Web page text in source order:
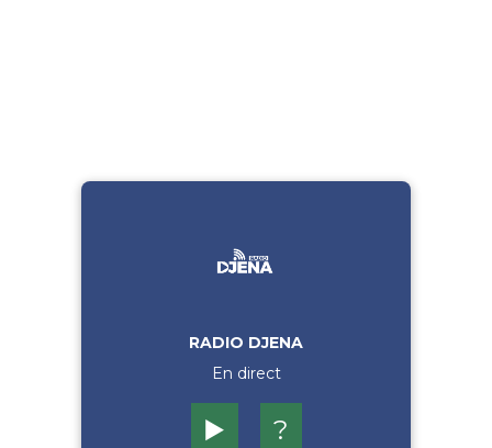
RADIO DJENA
En direct
▶️ ?